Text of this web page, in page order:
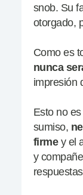
snob. Su
otorgado,
Como es
nunca
impresión
Esto no
sumiso,
firmey el
y